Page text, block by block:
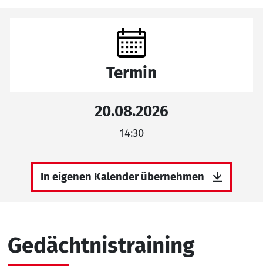
Gedächtnistraining
Termin
20.08.2026
14:30
In eigenen Kalender übernehmen